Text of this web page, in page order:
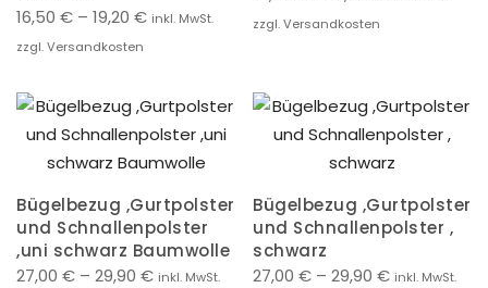
16,50 € – 19,20 € inkl. MwSt.
zzgl. Versandkosten
zzgl. Versandkosten
Bügelbezug ,Gurtpolster
und Schnallenpolster
,uni schwarz Baumwolle
27,00 € – 29,90 € inkl. MwSt.
Bügelbezug ,Gurtpolster
und Schnallenpolster ,
schwarz
27,00 € – 29,90 € inkl. MwSt.